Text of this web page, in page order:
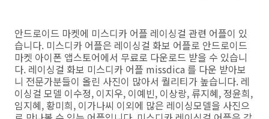
안드로이드 마켓에 미스디카 어플 레이싱걸 관련 어플이 있
습니다. 미스디카 어플은 레이싱걸 화보 어플로 안드로이드
마켓 아이폰 앱스토어에서 무료로 다운로드 받을 수 있습니
다. 레이싱걸 화보 미스디카 어플 missdica 를 다운 받아보
니 전문가분들이 올린 사진이 많아서 퀄리티가 높습니다. 레
이싱걸 모델 이수정, 이지우, 이예빈, 이상랑, 류지혜, 정윤희,
임지혜, 황미희, 이가나씨 이외에 많은 레이싱모델을 사진으